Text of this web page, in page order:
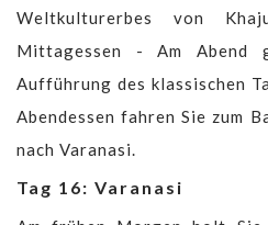
Weltkulturerbes von
Mittagessen - Am Abend
Aufführung des klassischen
Abendessen fahren Sie zum
nach Varanasi.
Tag 16: Varanasi